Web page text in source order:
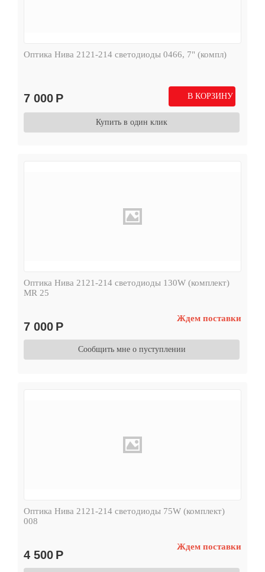
Оптика Нива 2121-214 светодиоды 0466, 7" (компл)
7 000 Р В КОРЗИНУ
Купить в один клик
Оптика Нива 2121-214 светодиоды 130W (комплект)
MR 25
7 000 Р
Ждем поставки
Сообщить мне о пуступлении
Оптика Нива 2121-214 светодиоды 75W (комплект)
008
4 500 Р
Ждем поставки